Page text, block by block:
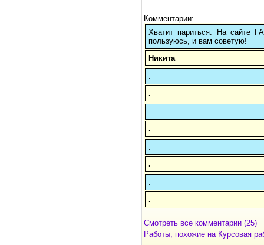
Комментарии:
Хватит париться. На сайте
пользуюсь, и вам советую!
Никита
.
.
.
.
Смотреть все комментарии (25)
Работы, похожие на Курсовая